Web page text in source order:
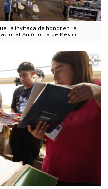
la invitada de honor en la
Autónoma de México.